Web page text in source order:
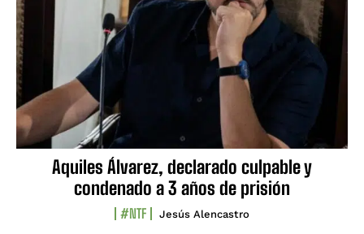
Aquiles Álvarez, declarado culpable y
condenado a 3 años de prisión
#NTF Jesús Alencastro